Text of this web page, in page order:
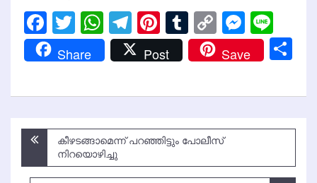
Facebook
Twitter
WhatsApp
Telegram
Pinterest
Tumblr
Copy
Link
Share Post Save
Post
navigation
കീഴടങ്ങാമെന്ന് പറഞ്ഞിട്ടും പോലീസ്
നിറയൊഴിച്ചു